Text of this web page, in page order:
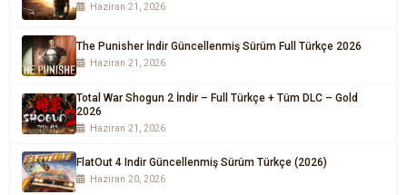
Haziran 21, 2026
The Punisher İndir Güncellenmiş Sürüm Full Türkçe 2026
Haziran 21, 2026
Total War Shogun 2 İndir – Full Türkçe + Tüm DLC – Gold
2026
Haziran 21, 2026
FlatOut 4 Indir Güncellenmiş Sürüm Türkçe (2026)
Haziran 20, 2026